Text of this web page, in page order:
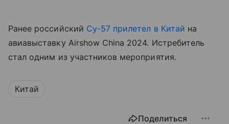
Ранее российский Су-57 прилетел в Китай на
авиавыставку Airshow China 2024. Истребитель
стал одним из участников мероприятия.
Китай
Поделиться